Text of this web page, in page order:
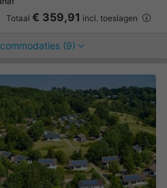
Totaal € 359,91 incl. toeslagen
(9)